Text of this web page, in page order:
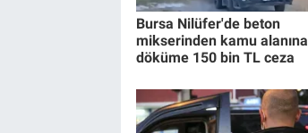
Bursa Nilüfer'de beton
mikserinden kamu alanına
döküme 150 bin TL ceza